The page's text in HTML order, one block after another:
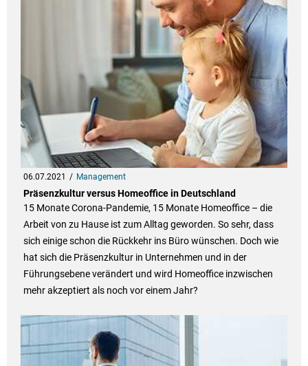
06.07.2021 Management
Präsenzkultur versus Homeoffice in Deutschland
15 Monate Corona-Pandemie, 15 Monate Homeoffice – die
Arbeit von zu Hause ist zum Alltag geworden. So sehr, dass
sich einige schon die Rückkehr ins Büro wünschen. Doch wie
hat sich die Präsenzkultur in Unternehmen und in der
Führungsebene verändert und wird Homeoffice inzwischen
mehr akzeptiert als noch vor einem Jahr?